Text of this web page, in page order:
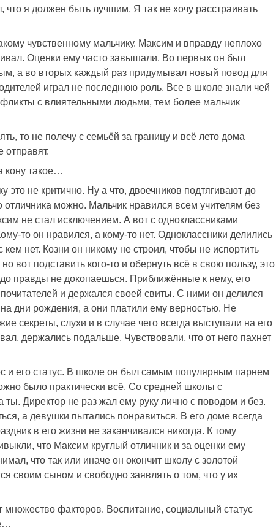
я должен быть лучшим. Я так не хочу расстраивать
чувственному мальчику. Максим и вправду неплохо
Оценки ему часто завышали. Во первых он был
а во вторых каждый раз придумывал новый повод для
играл не последнюю роль. Все в школе знали чей
с влиятельными людьми, тем более мальчик
то не полечу с семьёй за границу и всё лето дома
отправят.
кону такое…
это не критично. Ну а что, двоечников подтягивают до
отличника можно. Мальчик нравился всем учителям без
не стал исключением. А вот с одноклассниками
то он нравился, а кому-то нет. Одноклассники делились
кем нет. Козни он никому не строил, чтобы не испортить
вот подставить кого-то и обернуть всё в свою пользу, это
до правды не докопаешься. Приближённые к нему, его
и держался своей свиты. С ними он делился
дни рождения, а они платили ему верностью. Не
секреты, слухи и в случае чего всегда выступали на его
держались подальше. Чувствовали, что от него пахнет
и его статус. В школе он был самым популярным парнем
было практически всё. Со средней школы с
Директор не раз жал ему руку лично с поводом и без.
а девушки пытались понравиться. В его доме всегда
в его жизни не заканчивался никогда. К тому
что Максим круглый отличник и за оценки ему
что так или иначе он окончит школу с золотой
своим сыном и свободно заявлять о том, что у их
множество факторов. Воспитание, социальный статус